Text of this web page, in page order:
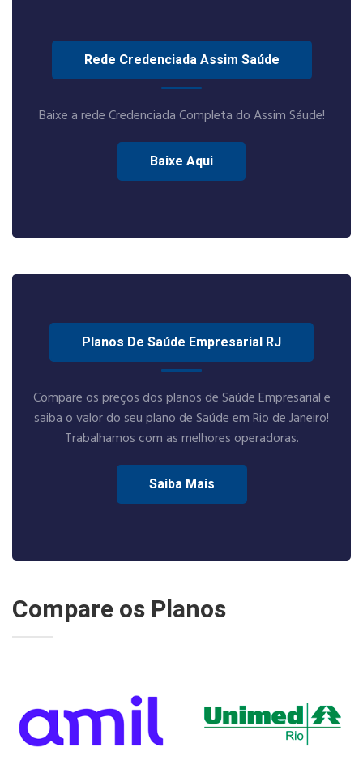
Rede Credenciada Assim Saúde
Baixe a rede Credenciada Completa do Assim Sáude!
Baixe Aqui
Planos De Saúde Empresarial RJ
Compare os preços dos planos de Saúde Empresarial e
saiba o valor do seu plano de Saúde em Rio de Janeiro!
Trabalhamos com as melhores operadoras.
Saiba Mais
Compare os Planos